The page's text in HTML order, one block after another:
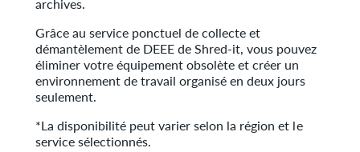
archives.
Grâce au service ponctuel de collecte et
démantèlement de DEEE de Shred-it, vous pouvez
éliminer votre équipement obsolète et créer un
environnement de travail organisé en deux jours
seulement.
*La disponibilité peut varier selon la région et le
service sélectionnés.